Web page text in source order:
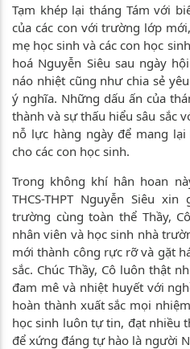
Tạm khép lại tháng Tám với
của các con với trường lớp
mẹ học sinh và các con học
hoá Nguyễn Siêu sau ngày
náo nhiệt cũng như chia sẻ
ý nghĩa. Những dấu ấn của
thành và sự thấu hiểu sâu sắc
nỗ lực hàng ngày để mang
cho các con học sinh.
Trong không khí hân hoan
THCS-THPT Nguyễn Siêu
trường cùng toàn thể Thầy,
nhân viên và học sinh nhà
mới thành công rực rỡ và gặt
sắc. Chúc Thầy, Cô luôn thật
đam mê và nhiệt huyết với
hoàn thành xuất sắc mọi
học sinh luôn tự tin, đạt nhiều
để xứng đáng tự hào là người